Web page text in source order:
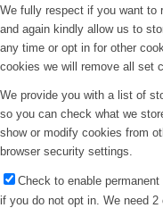
We fully respect if you want to
and again kindly allow us to
any time or opt in for other
cookies we will remove all set
We provide you with a list of
so you can check what we
show or modify cookies from
browser security settings.
Check to enable
if you do not opt in. We need